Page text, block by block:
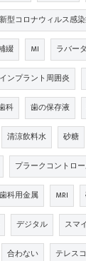
新型コロナウィルス感
綴 MI ラバー
インプラント周囲炎
科 歯の保存液
清涼飲料水 砂糖
プラークコントロ
歯科用金属 MRI
デジタル スマ
合わない テレス